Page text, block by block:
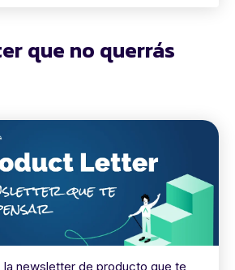
que no querrás
newsletter de producto que te